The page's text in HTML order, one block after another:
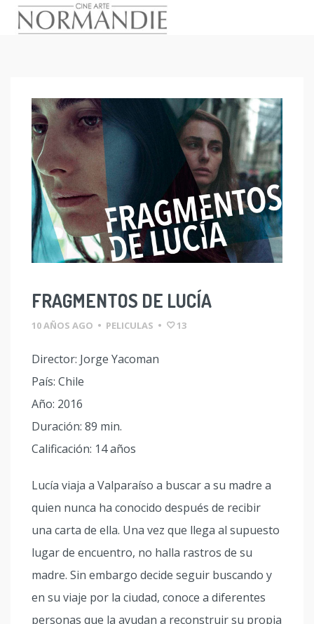
FRAGMENTOS DE LUCÍA
10 AÑOS AGO • PELICULAS • 13
Director: Jorge Yacoman
País: Chile
Año: 2016
Duración: 89 min.
Calificación: 14 años
Lucía viaja a Valparaíso a buscar a su madre a
quien nunca ha conocido después de recibir
una carta de ella. Una vez que llega al supuesto
lugar de encuentro, no halla rastros de su
madre. Sin embargo decide seguir buscando y
en su viaje por la ciudad, conoce a diferentes
personas que la ayudan a reconstruir su propia